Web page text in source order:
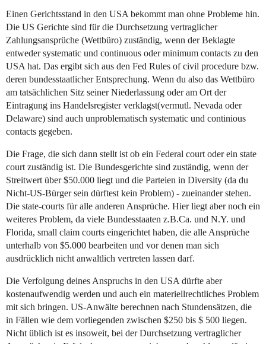
Einen Gerichtsstand in den USA bekommt man ohne Probleme hin.
Die US Gerichte sind für die Durchsetzung vertraglicher
Zahlungsansprüche (Wettbüro) zuständig, wenn der Beklagte
entweder systematic und continuous oder minimum contacts zu den
USA hat. Das ergibt sich aus den Fed Rules of civil procedure bzw.
deren bundesstaatlicher Entsprechung. Wenn du also das Wettbüro
am tatsächlichen Sitz seiner Niederlassung oder am Ort der
Eintragung ins Handelsregister verklagst(vermutl. Nevada oder
Delaware) sind auch unproblematisch systematic und continious
contacts gegeben.
Die Frage, die sich dann stellt ist ob ein Federal court oder ein state
court zuständig ist. Die Bundesgerichte sind zuständig, wenn der
Streitwert über $50.000 liegt und die Parteien in Diversity (da du
Nicht-US-Bürger sein dürftest kein Problem) - zueinander stehen.
Die state-courts für alle anderen Ansprüche. Hier liegt aber noch ein
weiteres Problem, da viele Bundesstaaten z.B.Ca. und N.Y. und
Florida, small claim courts eingerichtet haben, die alle Ansprüche
unterhalb von $5.000 bearbeiten und vor denen man sich
ausdrücklich nicht anwaltlich vertreten lassen darf.
Die Verfolgung deines Anspruchs in den USA dürfte aber
kostenaufwendig werden und auch ein materiellrechtliches Problem
mit sich bringen. US-Anwälte berechnen nach Stundensätzen, die
in Fällen wie dem vorliegenden zwischen $250 bis $ 500 liegen.
Nicht üblich ist es insoweit, bei der Durchsetzung vertraglicher